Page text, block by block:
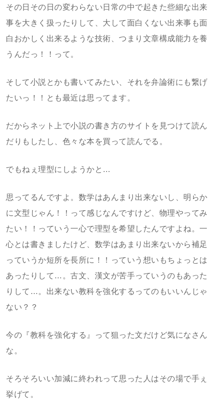
その日その日の変わらない日常の中で起きた些細な出来
事を大きく扱ったりして、大して面白くない出来事も面
白おかしく出来るような技術、つまり文章構成能力を養
うんだっ！！って。
そして小説とかも書いてみたい、それを弁論術にも繋げ
たいっ！！とも最近は思ってます。
だからネット上で小説の書き方のサイトを見つけて読ん
だりもしたし、色々な本を買って読んでる。
でもねぇ理型にしようかと…
思ってるんですよ。数学はあんまり出来ないし、明らか
に文型じゃん！！って感じなんですけど、物理やってみ
たい！！っていう一心で理型を希望したんですよね。一
心とは書きましたけど、数学はあまり出来ないから補足
っていうか短所を長所に！！っていう想いもちょっとは
あったりして…。古文、漢文が苦手っていうのもあった
りして…。出来ない教科を強化するってのもいいんじゃ
ない？？
今の『教科を強化する』って狙った文だけど気になさん
な。
そろそろいい加減に終われって思った人はその場で手ぇ
挙げて。